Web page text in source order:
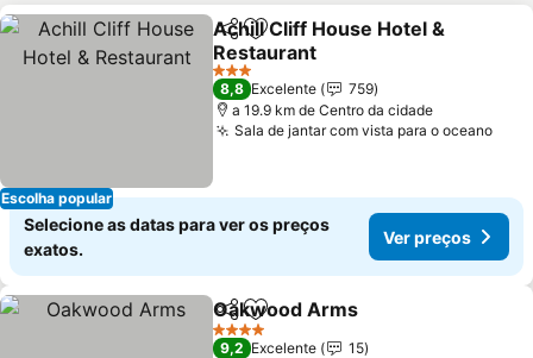
Escolha popular
PartilharAdicionar aos favoritos
Achill Cliff House Hotel &
Restaurant
Ver preços
3 Estrelas
8,8 Excelente
759
a 19.9 km de Centro da cidade
Sala de jantar com vista para o oceanoVer
Selecione as datas para ver os preços
exatos.
Ver preços
PartilharAdicionar aos favoritos
Oakwood Arms
4 Estrelas
9,2 Excelente
15